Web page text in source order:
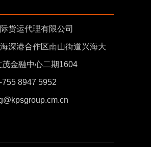
货运代理有限公司
深港合作区南山街道兴海大
金融中心二期1604
8947 5952